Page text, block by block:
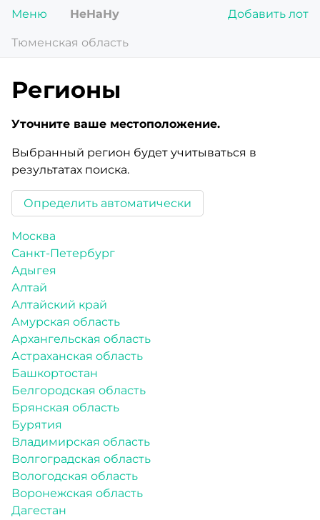
Меню НеНаНу Добавить лот
Тюменская область
Регионы
Уточните ваше местоположение.
Выбранный регион будет учитываться в
результатах поиска.
Определить автоматически
Москва
Санкт-Петербург
Адыгея
Алтай
Алтайский край
Амурская область
Архангельская область
Астраханская область
Башкортостан
Белгородская область
Брянская область
Бурятия
Владимирская область
Волгоградская область
Вологодская область
Воронежская область
Дагестан